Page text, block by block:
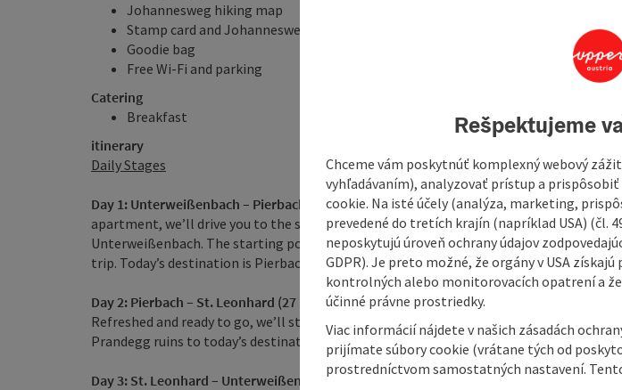
Johannesweg hiking map
Stamp card and Johannesweg pin
Goodie bag
Free Wi-Fi and parking
Catering
Breakfast
itinerary
Daily Stages
Day 1: Unterweißenbach – Pierbach (29 km)After you arrive at our place and have
apartment, we’ll drive you to the starting point of the first day’s stage of the
Unterweißenbach. The starting point is at the Spar supermarket, where you can still
trip. Today’s destination is Pierbach, where we’ll pick you up again in the evening.
Day 2: Pierbach – St. Leonhard (27 km)
Refreshed and ready to go, we’ll start our second day’s hike from Pierbach, from where
Prandegg ruins to today’s destination, St. Leonhard, where we’ll pick you up.
Day 3: St. Leonhard – Unterweißenbach (31 km)
After breakfast, we’ll drive you to the
Rešpektujeme
Chceme vám poskytnúť komplexný webový
vyhľadávaním), analyzovať prístup a
cookie. Na isté účely (analýza, marketing,
prevedené do tretích krajín (napríklad USA) (čl.
neposkytujú úroveň ochrany údajov
GDPR). Je preto možné, že orgány v USA
kontrolných alebo monitorovacích opatrení a
účinné právne prostriedky.
Viac informácií nájdete v našich zásadách
prijímate súbory cookie (vrátane tých od
prostredníctvom samostatných nastavení.